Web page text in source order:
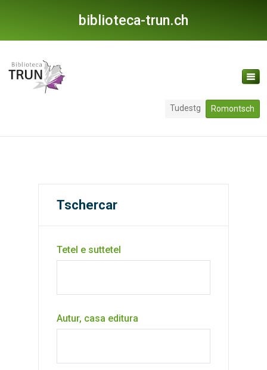
biblioteca-trun.ch
Tudestg Romontsch
Tschercar
Tetel e suttetel
Autur, casa editura